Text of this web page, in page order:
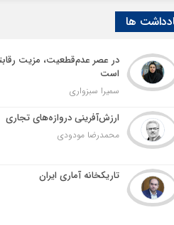
ها
در عصر عدم‌قطعیت، مزیت
است
سمیرا سبزواری
ارزش‌آفرینی دروازه‌های تجاری
محمدرضا مودودی
تاریکخانه آماری ایران